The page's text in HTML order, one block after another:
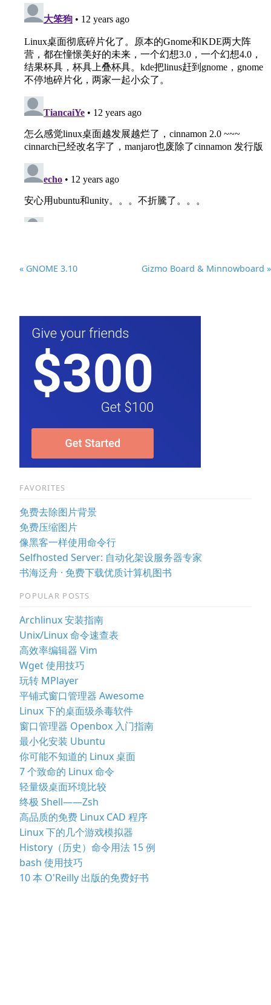
« GNOME 3.10 Gizmo Board & Minnowboard »
FAVORITES
免费去除图片背景
免费压缩图片
像黑客一样使用命令行
Selfhosted Server: 自动化架设服务器专家
书海泛舟 · 免费下载优质计算机图书
POPULAR POSTS
Archlinux 安装指南
Unix/Linux 命令速查表
高效率编辑器 Vim
Wget 使用技巧
玩转 MPlayer
平铺式窗口管理器 Awesome
Linux 下的桌面级杀毒软件
窗口管理器 Openbox 入门指南
最小化安装 Ubuntu
你可能不知道的 Linux 桌面
7 个致命的 Linux 命令
轻量级桌面环境比较
终极 Shell——Zsh
高品质的免费 Linux CAD 程序
Linux 下的几个游戏模拟器
History（历史）命令用法 15 例
bash 使用技巧
10 本 O'Reilly 出版的免费好书